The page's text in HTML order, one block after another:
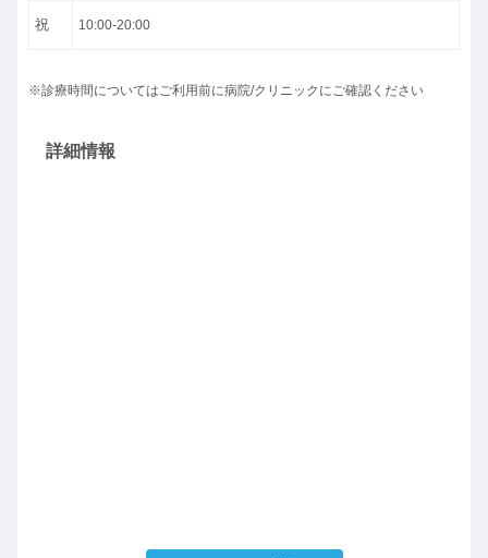
祝 10:00-20:00
※診療時間についてはご利用前に病院/クリニックにご確認ください
詳細情報